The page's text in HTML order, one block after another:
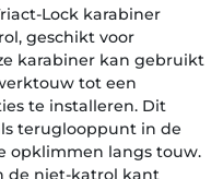
Lock karabiner
geschikt voor
karabiner kan gebruikt
tot een
te installeren. Dit
teruglooppunt in de
opklimmen langs touw.
de niet-katrol kant